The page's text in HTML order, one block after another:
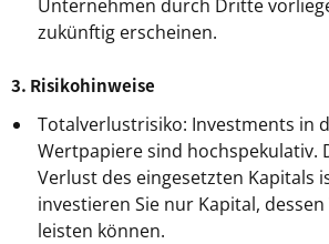
Unternehmen durch Dritte
zukünftig erscheinen.
3. Risikohinweise
Totalverlustrisiko: Investments in
Wertpapiere sind hochspekulativ.
Verlust des eingesetzten Kapitals
investieren Sie nur Kapital,
leisten können.